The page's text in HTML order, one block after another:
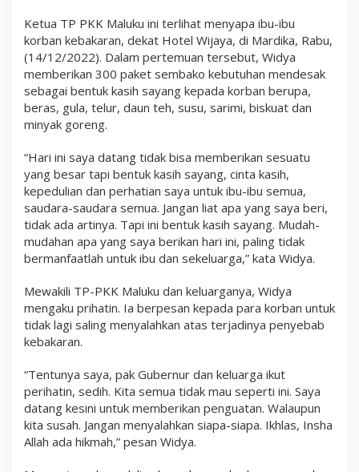
B
a
n
t
a
n
Ketua TP PKK Maluku ini terlihat menyapa ibu-ibu
korban kebakaran, dekat Hotel Wijaya, di Mardika, Rabu,
(14/12/2022). Dalam pertemuan tersebut, Widya
memberikan 300 paket sembako kebutuhan mendesak
sebagai bentuk kasih sayang kepada korban berupa,
beras, gula, telur, daun teh, susu, sarimi, biskuat dan
minyak goreng.
“Hari ini saya datang tidak bisa memberikan sesuatu
yang besar tapi bentuk kasih sayang, cinta kasih,
kepedulian dan perhatian saya untuk ibu-ibu semua,
saudara-saudara semua. Jangan liat apa yang saya beri,
tidak ada artinya. Tapi ini bentuk kasih sayang. Mudah-
mudahan apa yang saya berikan hari ini, paling tidak
bermanfaatlah untuk ibu dan sekeluarga,” kata Widya.
Mewakili TP-PKK Maluku dan keluarganya, Widya
mengaku prihatin. Ia berpesan kepada para korban untuk
tidak lagi saling menyalahkan atas terjadinya penyebab
kebakaran.
“Tentunya saya, pak Gubernur dan keluarga ikut
perihatin, sedih. Kita semua tidak mau seperti ini. Saya
datang kesini untuk memberikan penguatan. Walaupun
kita susah. Jangan menyalahkan siapa-siapa. Ikhlas, Insha
Allah ada hikmah,” pesan Widya.